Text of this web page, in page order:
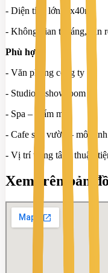
- Diện tích lớn: 9x40m
- Không gian thoáng, sân
Phù hợp:
- Văn phòng công ty
- Studio – showroom
- Spa – thẩm mỹ
- Cafe sân vườn – mô
- Vị trí trung tâm, thuận
Xem trên bản đồ